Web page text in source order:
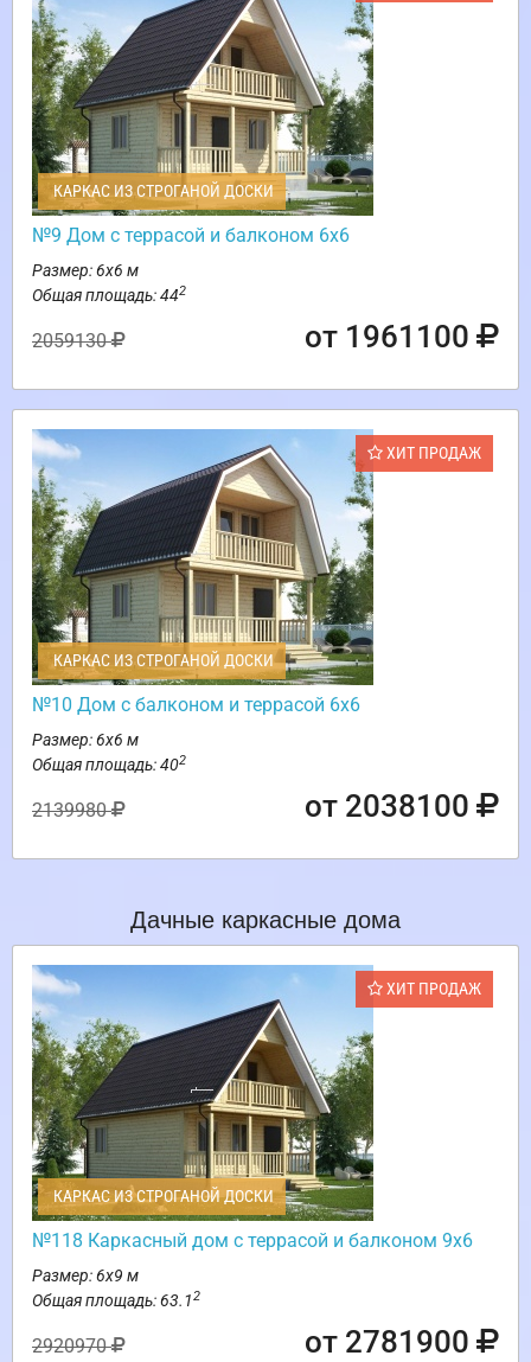
КАРКАС ИЗ СТРОГАНОЙ ДОСКИ
№9 Дом с террасой и балконом 6х6
Размер: 6х6 м
Общая площадь: 442
2059130 от 1961100
ХИТ ПРОДАЖ
КАРКАС ИЗ СТРОГАНОЙ ДОСКИ
№10 Дом с балконом и террасой 6х6
Размер: 6х6 м
Общая площадь: 402
2139980 от 2038100
Дачные каркасные дома
ХИТ ПРОДАЖ
КАРКАС ИЗ СТРОГАНОЙ ДОСКИ
№118 Каркасный дом с террасой и балконом 9х6
Размер: 6х9 м
Общая площадь: 63.12
2920970 от 2781900